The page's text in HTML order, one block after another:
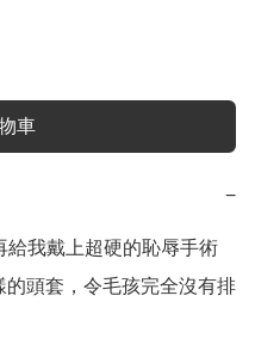
車
−
給我戴上超硬的恥辱手術
頭套，令毛孩完全沒有排